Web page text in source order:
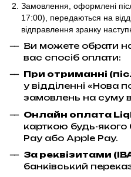
Замовлення, оформлені
17:00), передаються на
відправлення зранку
Ви можете обрати
вас спосіб оплати:
При отриманні
у відділенні «Нова
замовлень на суму
Онлайн оплата
карткою будь-якого
Pay або Apple Pay.
За реквізитами
банківський